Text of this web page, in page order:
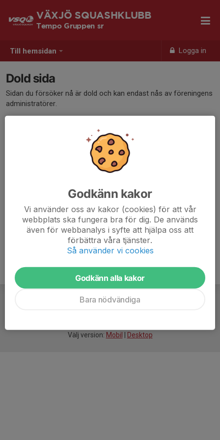
Till hemsidan Logga in
VÄXJÖ SQUASHKLUBB
Tempo Gruppen sr
Dold sida
Sidan du försöker nå är dold och kan endast nås av föreningens
administratörer.
Välj version: Mobil Desktop
Godkänn kakor
Vi använder oss av kakor (cookies) för att vår
webbplats ska fungera bra för dig. De används
även för webbanalys i syfte att hjälpa oss att
förbättra våra tjänster.
Så använder vi cookies
Godkänn alla kakor
Bara nödvändiga